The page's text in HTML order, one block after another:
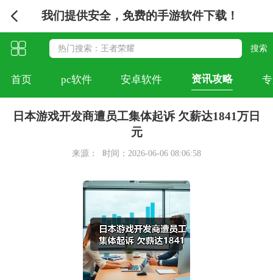
我们提供安全，免费的手游软件下载！
首页 pc软件 安卓软件 资讯攻略
日本游戏开发商遭员工集体起诉 欠薪达1841万日
元
来源： 时间：2026-06-06 08:06:58